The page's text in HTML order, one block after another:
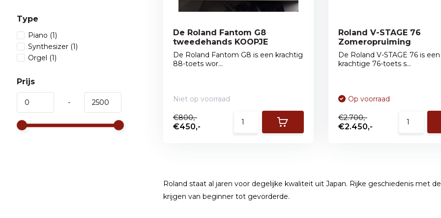
Type
Piano (1)
Synthesizer (1)
Orgel (1)
Prijs
-
De Roland Fantom G8
tweedehands KOOPJE
De Roland Fantom G8 is een krachtig
88-toets wor...
Niet op voorraad
€800,-
€450,-
Roland V-STAGE 76
Zomeropruiming
De Roland V-STAGE 76 is een
krachtige 76-toets s...
Op voorraad
€2.700,-
€2.450,-
Roland staat al jaren voor degelijke kwaliteit uit Japan. Rijke geschiedenis met
krijgen van beginner tot gevorderde.